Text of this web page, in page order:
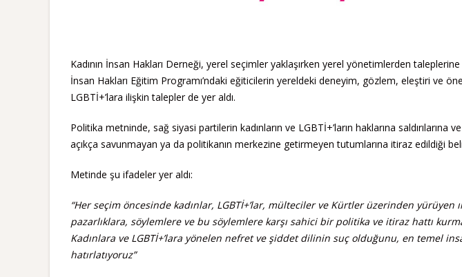
Kadının İnsan Hakları Derneği, yerel seçimler yaklaşırken yerel yönetimlerden taleplerine
İnsan Hakları Eğitim Programı’ndaki eğiticilerin yereldeki deneyim, gözlem, eleştiri ve
LGBTİ+’lara ilişkin talepler de yer aldı.
Politika metninde, sağ siyasi partilerin kadınların ve LGBTİ+’ların haklarına
açıkça savunmayan ya da politikanın merkezine getirmeyen tutumlarına itiraz edildiği
Metinde şu ifadeler yer aldı:
“Her seçim öncesinde kadınlar, LGBTİ+’lar, mülteciler ve Kürtler üzerinden yürüyen
pazarlıklara, söylemlere ve bu söylemlere karşı sahici bir politika ve itiraz hattı
Kadınlara ve LGBTİ+’lara yönelen nefret ve şiddet dilinin suç olduğunu, en temel
hatırlatıyoruz”